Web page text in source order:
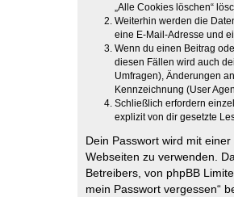
„Alle Cookies löschen“
Weiterhin werden die
eine E-Mail-Adresse und
Wenn du einen Beitrag
diesen Fällen wird auch
Umfragen), Änderungen
Kennzeichnung (User
Schließlich erfordern
explizit von dir gesetzte
Dein Passwort wird mit
Webseiten zu verwenden.
Betreibers, von phpBB
mein Passwort vergessen“